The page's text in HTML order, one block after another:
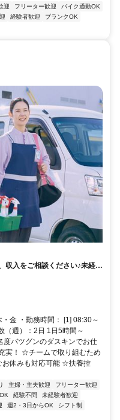
迎 フリーター歓迎
バイク通勤OK
経験者歓迎
ブランクOK
収入をご相談ください♪未経験
金 ・勤務時間： [1] 08:30～
（週）：2日 1日5時間～
バツグンのダスキンでお仕
実！ ☆チームで取り組むため
休みも対応可能 ☆扶養控
主婦・主夫歓迎
フリーター歓迎
経験不問
未経験者歓迎
週2・3日からOK
シフト制